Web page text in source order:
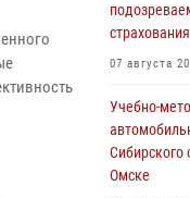
07 августа
Учебно-
Сибирского
Омске